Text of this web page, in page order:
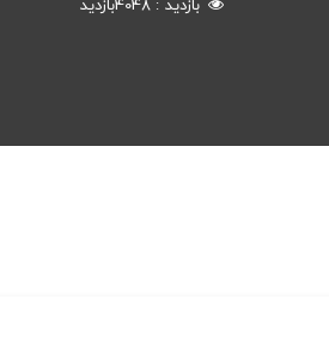
بازدید
4048بازدید